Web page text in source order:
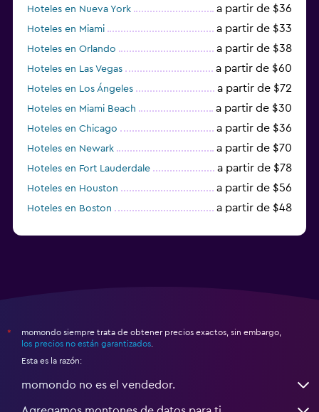
Hoteles en Nueva York a partir de $36
Hoteles en Miami a partir de $33
Hoteles en Orlando a partir de $38
Hoteles en Las Vegas a partir de $60
Hoteles en Los Ángeles a partir de $72
Hoteles en Miami Beach a partir de $30
Hoteles en Chicago a partir de $36
Hoteles en Newark a partir de $70
Hoteles en Fort Lauderdale a partir de $78
Hoteles en Houston a partir de $56
Hoteles en Boston a partir de $48
*
momondo siempre trata de obtener precios exactos, sin embargo,
los precios no están garantizados
Esta es la razón:
momondo no es el vendedor.